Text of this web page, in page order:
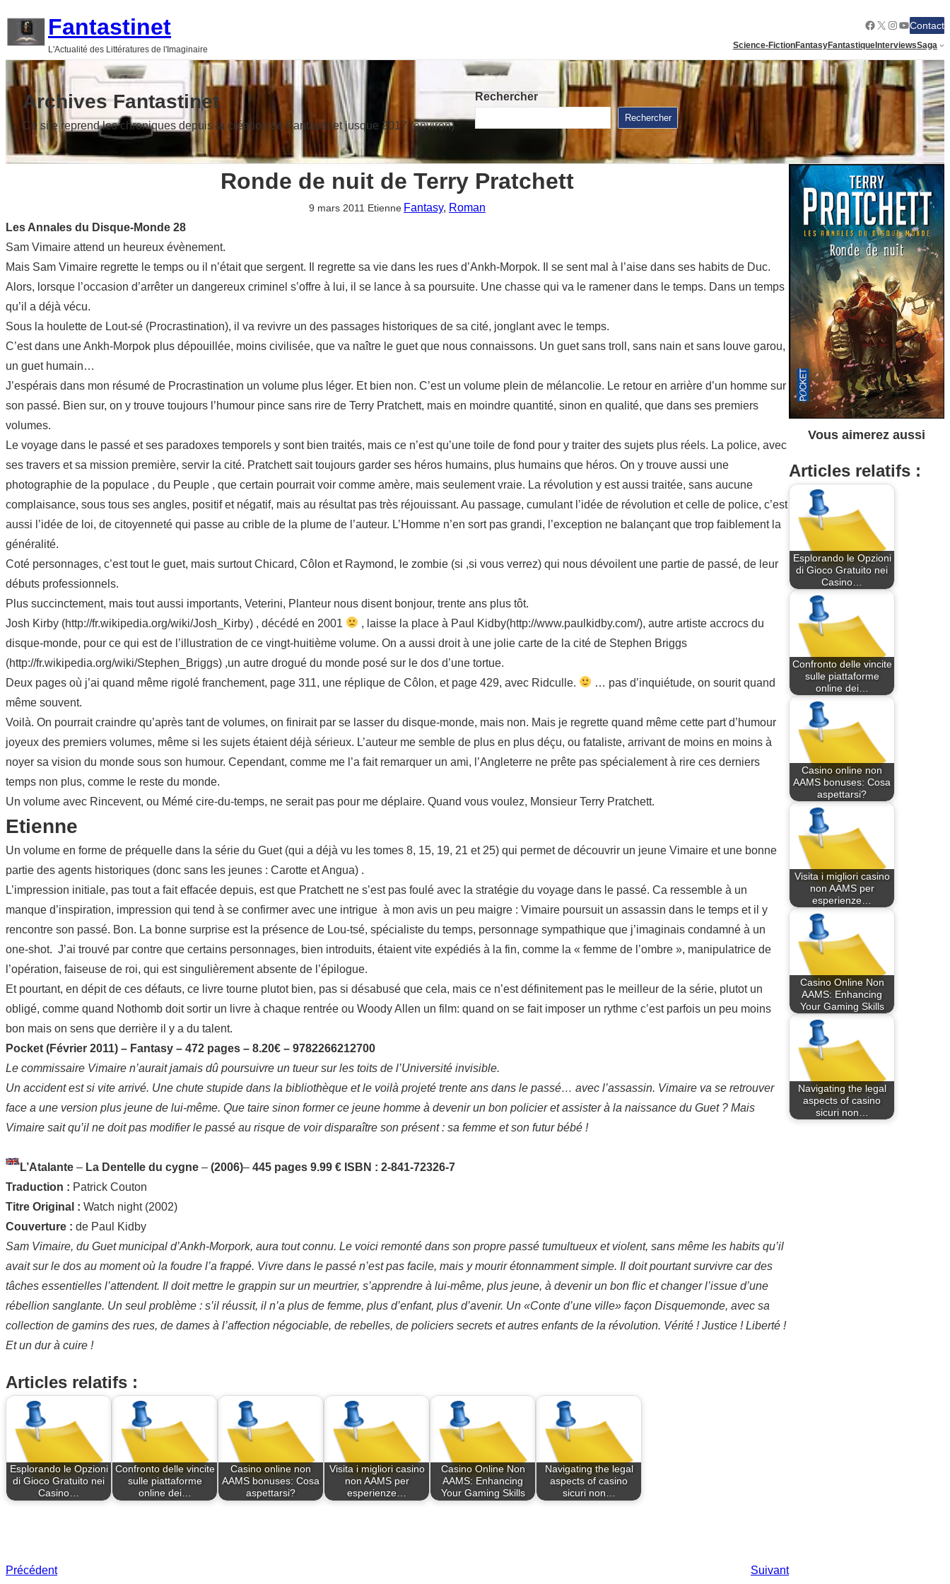
Fantastinet
L'Actualité des Littératures de l'Imaginaire
Facebook
X Instagram
YouTube
Contact
Science-FictionFantasyFantastiqueInterviewsSaga
Archives Fantastinet
Ce site reprend les chroniques depuis la création de Fantastinet jusque 2017 (environ)
Rechercher
Rechercher
Ronde de nuit de Terry Pratchett
9 mars 2011 Etienne Fantasy, Roman
Les Annales du Disque-Monde 28
Sam Vimaire attend un heureux évènement.
Mais Sam Vimaire regrette le temps ou il n’était que sergent. Il regrette sa vie dans les rues d’Ankh-Morpok. Il se sent mal à l’aise dans ses habits de Duc.
Alors, lorsque l’occasion d’arrêter un dangereux criminel s’offre à lui, il se lance à sa poursuite. Une chasse qui va le ramener dans le temps. Dans un temps
qu’il a déjà vécu.
Sous la houlette de Lout-sé (Procrastination), il va revivre un des passages historiques de sa cité, jonglant avec le temps.
C’est dans une Ankh-Morpok plus dépouillée, moins civilisée, que va naître le guet que nous connaissons. Un guet sans troll, sans nain et sans louve garou,
un guet humain…
J’espérais dans mon résumé de Procrastination un volume plus léger. Et bien non. C’est un volume plein de mélancolie. Le retour en arrière d’un homme sur
son passé. Bien sur, on y trouve toujours l’humour pince sans rire de Terry Pratchett, mais en moindre quantité, sinon en qualité, que dans ses premiers
volumes.
Le voyage dans le passé et ses paradoxes temporels y sont bien traités, mais ce n’est qu’une toile de fond pour y traiter des sujets plus réels. La police, avec
ses travers et sa mission première, servir la cité. Pratchett sait toujours garder ses héros humains, plus humains que héros. On y trouve aussi une
photographie de la populace , du Peuple , que certain pourrait voir comme amère, mais seulement vraie. La révolution y est aussi traitée, sans aucune
complaisance, sous tous ses angles, positif et négatif, mais au résultat pas très réjouissant. Au passage, cumulant l’idée de révolution et celle de police, c’est
aussi l’idée de loi, de citoyenneté qui passe au crible de la plume de l’auteur. L’Homme n’en sort pas grandi, l’exception ne balançant que trop faiblement la
généralité.
Coté personnages, c’est tout le guet, mais surtout Chicard, Côlon et Raymond, le zombie (si ,si vous verrez) qui nous dévoilent une partie de passé, de leur
débuts professionnels.
Plus succinctement, mais tout aussi importants, Veterini, Planteur nous disent bonjour, trente ans plus tôt.
Josh Kirby (http://fr.wikipedia.org/wiki/Josh_Kirby) , décédé en 2001
, laisse la place à Paul Kidby(http://www.paulkidby.com/), autre artiste accrocs du
disque-monde, pour ce qui est de l’illustration de ce vingt-huitième volume. On a aussi droit à une jolie carte de la cité de Stephen Briggs
(http://fr.wikipedia.org/wiki/Stephen_Briggs) ,un autre drogué du monde posé sur le dos d’une tortue.
Deux pages où j’ai quand même rigolé franchement, page 311, une réplique de Côlon, et page 429, avec Ridculle.
… pas d’inquiétude, on sourit quand
même souvent.
Voilà. On pourrait craindre qu’après tant de volumes, on finirait par se lasser du disque-monde, mais non. Mais je regrette quand même cette part d’humour
joyeux des premiers volumes, même si les sujets étaient déjà sérieux. L’auteur me semble de plus en plus déçu, ou fataliste, arrivant de moins en moins à
noyer sa vision du monde sous son humour. Cependant, comme me l’a fait remarquer un ami, l’Angleterre ne prête pas spécialement à rire ces derniers
temps non plus, comme le reste du monde.
Un volume avec Rincevent, ou Mémé cire-du-temps, ne serait pas pour me déplaire. Quand vous voulez, Monsieur Terry Pratchett.
Etienne
Un volume en forme de préquelle dans la série du Guet (qui a déjà vu les tomes 8, 15, 19, 21 et 25) qui permet de découvrir un jeune Vimaire et une bonne
partie des agents historiques (donc sans les jeunes : Carotte et Angua) .
L’impression initiale, pas tout a fait effacée depuis, est que Pratchett ne s’est pas foulé avec la stratégie du voyage dans le passé. Ca ressemble à un
manque d’inspiration, impression qui tend à se confirmer avec une intrigue à mon avis un peu maigre : Vimaire poursuit un assassin dans le temps et il y
rencontre son passé. Bon. La bonne surprise est la présence de Lou-tsé, spécialiste du temps, personnage sympathique que j’imaginais condamné à un
one-shot. J’ai trouvé par contre que certains personnages, bien introduits, étaient vite expédiés à la fin, comme la « femme de l’ombre », manipulatrice de
l’opération, faiseuse de roi, qui est singulièrement absente de l’épilogue.
Et pourtant, en dépit de ces défauts, ce livre tourne plutot bien, pas si désabusé que cela, mais ce n’est définitement pas le meilleur de la série, plutot un
obligé, comme quand Nothomb doit sortir un livre à chaque rentrée ou Woody Allen un film: quand on se fait imposer un rythme c’est parfois un peu moins
bon mais on sens que derrière il y a du talent.
Pocket (Février 2011) – Fantasy – 472 pages – 8.20€ – 9782266212700
Le commissaire Vimaire n’aurait jamais dû poursuivre un tueur sur les toits de l’Université invisible.
Un accident est si vite arrivé. Une chute stupide dans la bibliothèque et le voilà projeté trente ans dans le passé… avec l’assassin. Vimaire va se retrouver
face a une version plus jeune de lui-même. Que taire sinon former ce jeune homme à devenir un bon policier et assister à la naissance du Guet ? Mais
Vimaire sait qu’il ne doit pas modifier le passé au risque de voir disparaître son présent : sa femme et son futur bébé !
L’Atalante – La Dentelle du cygne – (2006)– 445 pages 9.99 € ISBN : 2-841-72326-7
Traduction : Patrick Couton
Titre Original : Watch night (2002)
Couverture : de Paul Kidby
Sam Vimaire, du Guet municipal d’Ankh-Morpork, aura tout connu. Le voici remonté dans son propre passé tumultueux et violent, sans même les habits qu’il
avait sur le dos au moment où la foudre l’a frappé. Vivre dans le passé n’est pas facile, mais y mourir étonnamment simple. Il doit pourtant survivre car des
tâches essentielles l’attendent. Il doit mettre le grappin sur un meurtrier, s’apprendre à lui-même, plus jeune, à devenir un bon flic et changer l’issue d’une
rébellion sanglante. Un seul problème : s’il réussit, il n’a plus de femme, plus d’enfant, plus d’avenir. Un «Conte d’une ville» façon Disquemonde, avec sa
collection de gamins des rues, de dames à l’affection négociable, de rebelles, de policiers secrets et autres enfants de la révolution. Vérité ! Justice ! Liberté !
Et un dur à cuire !
Articles relatifs :
Esplorando le Opzioni
di Gioco Gratuito nei
Casino…
Confronto delle vincite
sulle piattaforme
online dei…
Casino online non
AAMS bonuses: Cosa
aspettarsi?
Visita i migliori casino
non AAMS per
esperienze…
Casino Online Non
AAMS: Enhancing
Your Gaming Skills
Navigating the legal
aspects of casino
sicuri non…
Précédent Suivant
Vous aimerez aussi
Articles relatifs :
Esplorando le Opzioni
di Gioco Gratuito nei
Casino…
Confronto delle vincite
sulle piattaforme
online dei…
Casino online non
AAMS bonuses: Cosa
aspettarsi?
Visita i migliori casino
non AAMS per
esperienze…
Casino Online Non
AAMS: Enhancing
Your Gaming Skills
Navigating the legal
aspects of casino
sicuri non…